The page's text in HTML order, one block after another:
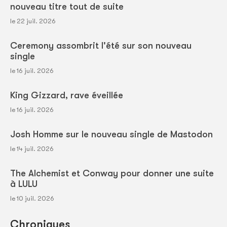
nouveau titre tout de suite
le 22 juil. 2026
Ceremony assombrit l'été sur son nouveau
single
le 16 juil. 2026
King Gizzard, rave éveillée
le 16 juil. 2026
Josh Homme sur le nouveau single de Mastodon
le 14 juil. 2026
The Alchemist et Conway pour donner une suite
à LULU
le 10 juil. 2026
Chroniques